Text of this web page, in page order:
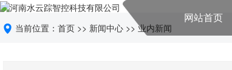
网站首页
当前位置： 首页 >> 新闻中心 >>业内新闻